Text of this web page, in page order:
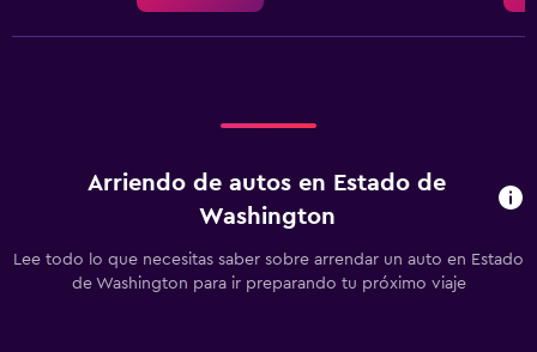
Arriendo de autos en Estado de
Washington
Lee todo lo que necesitas saber sobre arrendar un auto en Estado
de Washington para ir preparando tu próximo viaje